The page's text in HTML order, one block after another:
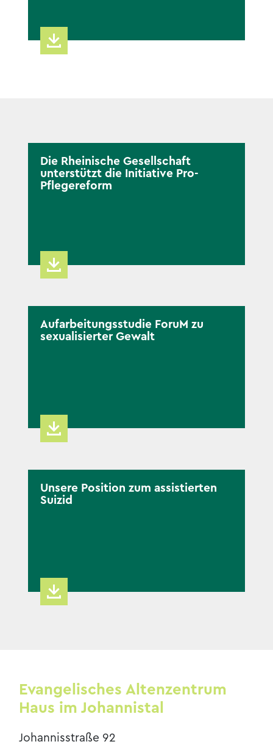
Die Rheinische Gesellschaft
unterstützt die Initiative Pro-
Pflegereform
Aufarbeitungsstudie ForuM zu
sexualisierter Gewalt
Unsere Position zum assistierten
Suizid
Evangelisches Altenzentrum
Haus im Johannistal
Johannisstraße 92